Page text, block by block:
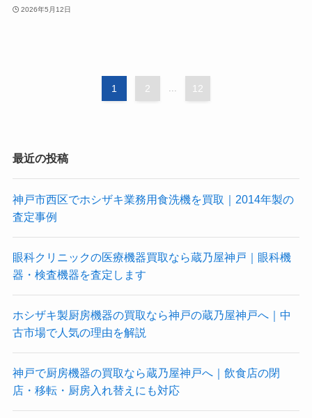
2026年5月12日
1 2 12
最近の投稿
神戸市西区でホシザキ業務用食洗機を買取｜2014年製の
査定事例
眼科クリニックの医療機器買取なら蔵乃屋神戸｜眼科機
器・検査機器を査定します
ホシザキ製厨房機器の買取なら神戸の蔵乃屋神戸へ｜中
古市場で人気の理由を解説
神戸で厨房機器の買取なら蔵乃屋神戸へ｜飲食店の閉
店・移転・厨房入れ替えにも対応